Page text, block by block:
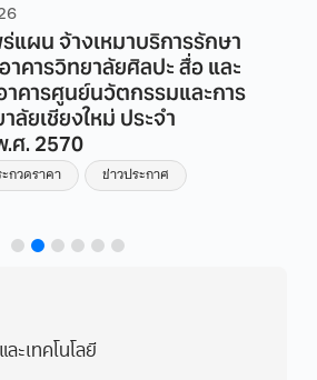
แผน จ้างเหมาบริการรักษา
คารวิทยาลัยศิลปะ สื่อ และ
าคารศูนย์นวัตกรรมและการ
ลัยเชียงใหม่ ประจำ
ศ. 2570
กวดราคา ข่าวประกาศ
ะเทคโนโลยี